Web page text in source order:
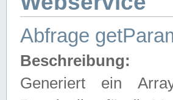
Abfrage
Beschreibung:
Generiert ein